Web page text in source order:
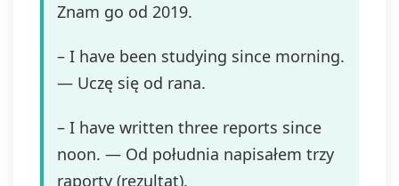
Znam go od 2019.
– I have been studying since morning.
— Uczę się od rana.
– I have written three reports since
noon. — Od południa napisałem trzy
raporty (rezultat).